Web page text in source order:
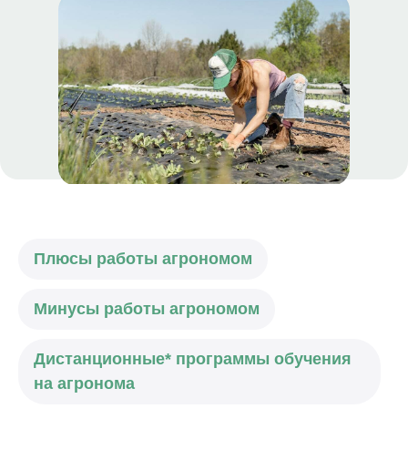
Плюсы работы агрономом
Минусы работы агрономом
Дистанционные* программы обучения
на агронома